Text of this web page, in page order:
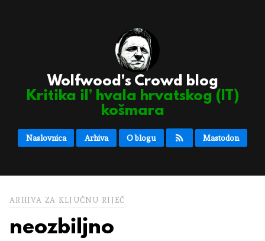
Wolfwood's Crowd blog
Kritika il’ hvala hrvatskog (IT)
košmara
Naslovnica Arhiva O blogu Mastodon
ARHIVA ZA KLJUČNU RIJEČ
neozbiljno